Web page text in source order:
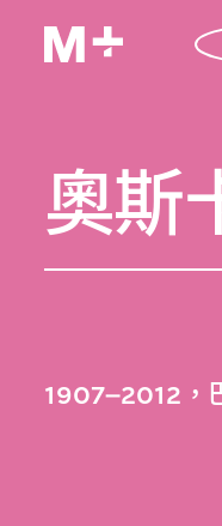
奧斯
1907–2012，